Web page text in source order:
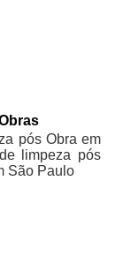
pós Obra em
limpeza pós
São Paulo